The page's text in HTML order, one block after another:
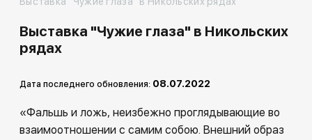
События Контакты
baget
special
Выставка "Чужие глаза" в Никольских
рядах
Дата последнего обновления: 08.07.2022
«Фальшь и ложь, неизбежно проглядывающие во
взаимоотношении с самим собою. Внешний образ